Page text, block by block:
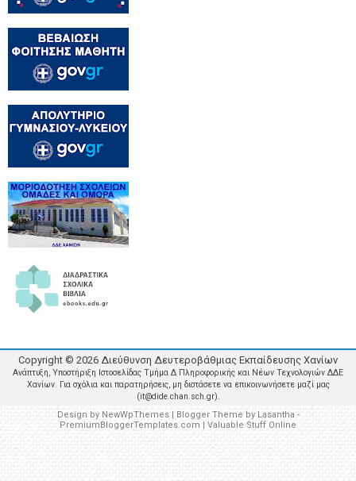
Copyright © 2026 Διεύθυνση Δευτεροβάθμιας Εκπαίδευσης Χανίων
Ανάπτυξη, Υποστήριξη Ιστοσελίδας Τμήμα Δ Πληροφορικής και Νέων Τεχνολογιών ΔΔΕ
Χανίων. Για σχόλια και παρατηρήσεις, μη διστάσετε να επικοινωνήσετε μαζί μας
(it@dide.chan.sch.gr).
Design byNewWpThemes| Blogger Theme byLasantha -
PremiumBloggerTemplates.com | Valuable Stuff Online